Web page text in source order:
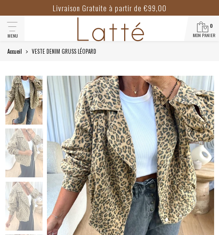
Livraison Gratuite à partir de €99,00
0
MON PANIER
MENU
Accueil VESTE DENIM GRUSS LÉOPARD